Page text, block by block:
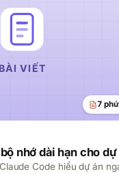
7
nhớ dài hạn cho dự
Code hiểu dự án